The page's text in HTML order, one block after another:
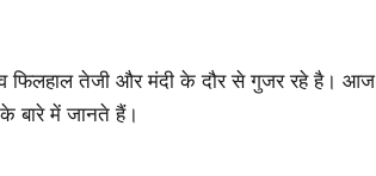
फिलहाल तेजी और मंदी के दौर से गुजर रहे है। आज
बारे में जानते हैं।